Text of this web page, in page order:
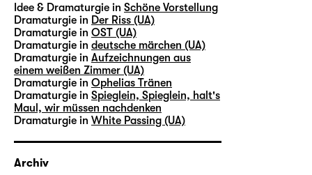
Idee & Dramaturgie in Schöne Vorstellung
Dramaturgie in Der Riss (UA)
Dramaturgie in OST (UA)
Dramaturgie in deutsche märchen (UA)
Dramaturgie in Aufzeichnungen aus
einem weißen Zimmer (UA)
Dramaturgie in Ophelias Tränen
Dramaturgie in Spieglein, Spieglein, halt's
Maul, wir müssen nachdenken
Dramaturgie in White Passing (UA)
Archiv